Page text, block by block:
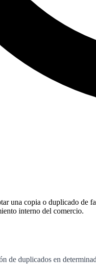
una copia o duplicado de
interno del comercio.
de duplicados en